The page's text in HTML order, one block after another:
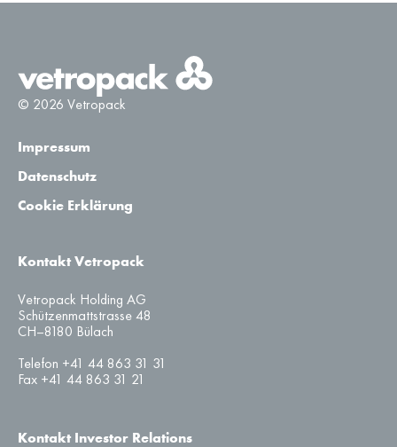
© 2026 Vetropack
Impressum
Datenschutz
Cookie Erklärung
Kontakt Vetropack
Vetropack Holding AG
Schützenmattstrasse 48
CH–8180 Bülach
Telefon +41 44 863 31 31
Fax +41 44 863 31 21
Kontakt Investor Relations